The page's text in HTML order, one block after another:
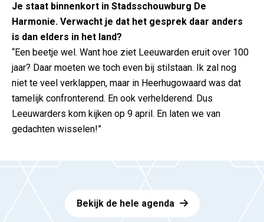
Je staat binnenkort in Stadsschouwburg De
Harmonie. Verwacht je dat het gesprek daar anders
is dan elders in het land?
“Een beetje wel. Want hoe ziet Leeuwarden eruit over 100
jaar? Daar moeten we toch even bij stilstaan. Ik zal nog
niet te veel verklappen, maar in Heerhugowaard was dat
tamelijk confronterend. En ook verhelderend. Dus
Leeuwarders kom kijken op 9 april. En laten we van
gedachten wisselen!”
Bekijk de hele agenda